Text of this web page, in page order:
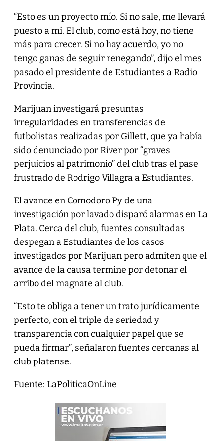
“Esto es un proyecto mío. Si no sale, me llevará
puesto a mí. El club, como está hoy, no tiene
más para crecer. Si no hay acuerdo, yo no
tengo ganas de seguir renegando”, dijo el mes
pasado el presidente de Estudiantes a Radio
Provincia.
Marijuan investigará presuntas
irregularidades en transferencias de
futbolistas realizadas por Gillett, que ya había
sido denunciado por River por “graves
perjuicios al patrimonio” del club tras el pase
frustrado de Rodrigo Villagra a Estudiantes.
El avance en Comodoro Py de una
investigación por lavado disparó alarmas en La
Plata. Cerca del club, fuentes consultadas
despegan a Estudiantes de los casos
investigados por Marijuan pero admiten que el
avance de la causa termine por detonar el
arribo del magnate al club.
“Esto te obliga a tener un trato jurídicamente
perfecto, con el triple de seriedad y
transparencia con cualquier papel que se
pueda firmar”, señalaron fuentes cercanas al
club platense.
Fuente: LaPoliticaOnLine